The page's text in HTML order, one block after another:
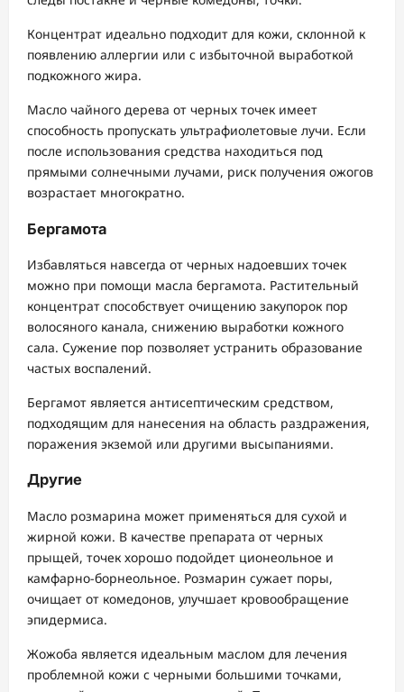
Концентрат идеально подходит для кожи, склонной к
появлению аллергии или с избыточной выработкой
подкожного жира.
Масло чайного дерева от черных точек имеет
способность пропускать ультрафиолетовые лучи. Если
после использования средства находиться под
прямыми солнечными лучами, риск получения ожогов
возрастает многократно.
Бергамота
Избавляться навсегда от черных надоевших точек
можно при помощи масла бергамота. Растительный
концентрат способствует очищению закупорок пор
волосяного канала, снижению выработки кожного
сала. Сужение пор позволяет устранить образование
частых воспалений.
Бергамот является антисептическим средством,
подходящим для нанесения на область раздражения,
поражения экземой или другими высыпаниями.
Другие
Масло розмарина может применяться для сухой и
жирной кожи. В качестве препарата от черных
прыщей, точек хорошо подойдет ционеольное и
камфарно-борнеольное. Розмарин сужает поры,
очищает от комедонов, улучшает кровообращение
эпидермиса.
Жожоба является идеальным маслом для лечения
проблемной кожи с черными большими точками,